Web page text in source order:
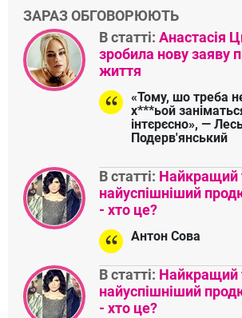
ЗАРАЗ ОБГОВОРЮЮТЬ
В статті: Анастасія
зробила нову заяву
життя
«Тому, шо треба
х***ьой
інтєрєсно», —
Подерв'янський
В статті: Найкращий
найуспішніший
- хто це?
Антон Сова
В статті: Найкращий
найуспішніший
- хто це?